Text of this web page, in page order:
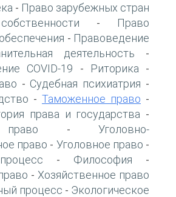
- Право зарубежных стран
-
Право
- Правоведение
деятельность -
COVID-19 - Риторика -
- Судебная психиатрия -
- Таможенное право -
права и государства -
-Уголовно-
право - Уголовное право -
- Философия -
- Хозяйственное право
процесс - Экологическое